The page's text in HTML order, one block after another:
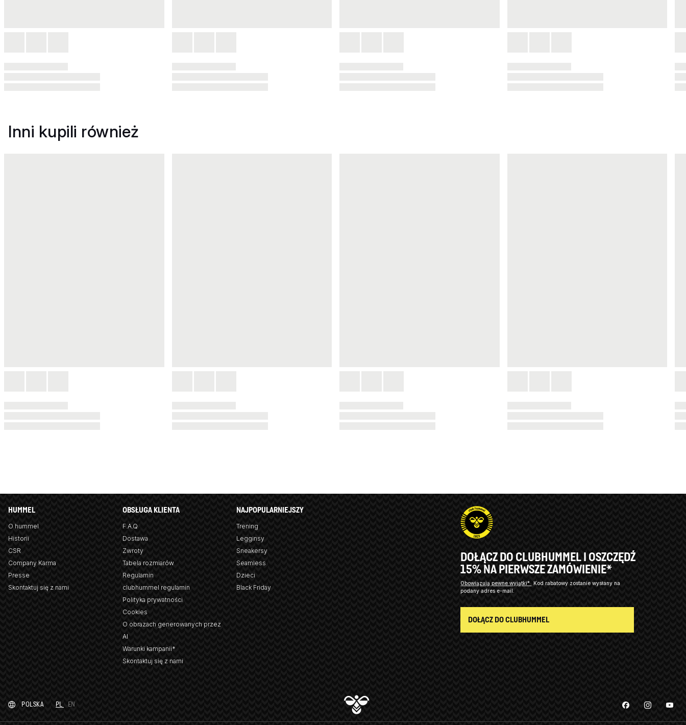
Inni kupili również
HUMMEL
O hummel
Historii
CSR
Company Karma
Presse
Skontaktuj się z nami
OBSŁUGA KLIENTA
F.A.Q
Dostawa
Zwroty
Tabela rozmiarów
Regulamin
clubhummel regulamin
Polityka prywatności
Cookies
O obrazach generowanych przez
AI
Warunki kampanii*
Skontaktuj się z nami
NAJPOPULARNIEJSZY
Trening
Legginsy
Sneakersy
Seamless
Dzieci
Black Friday
DOŁĄCZ DO CLUBHUMMEL I OSZCZĘDŹ
15% NA PIERWSZE ZAMÓWIENIE*
Obowiązują pewne wyjątki* Kod rabatowy zostanie wysłany na
podany adres e-mail.
DOŁĄCZ DO CLUBHUMMEL
POLSKA PL EN